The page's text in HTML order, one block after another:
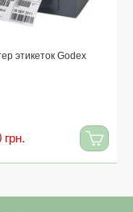
этикеток Godex
грн.